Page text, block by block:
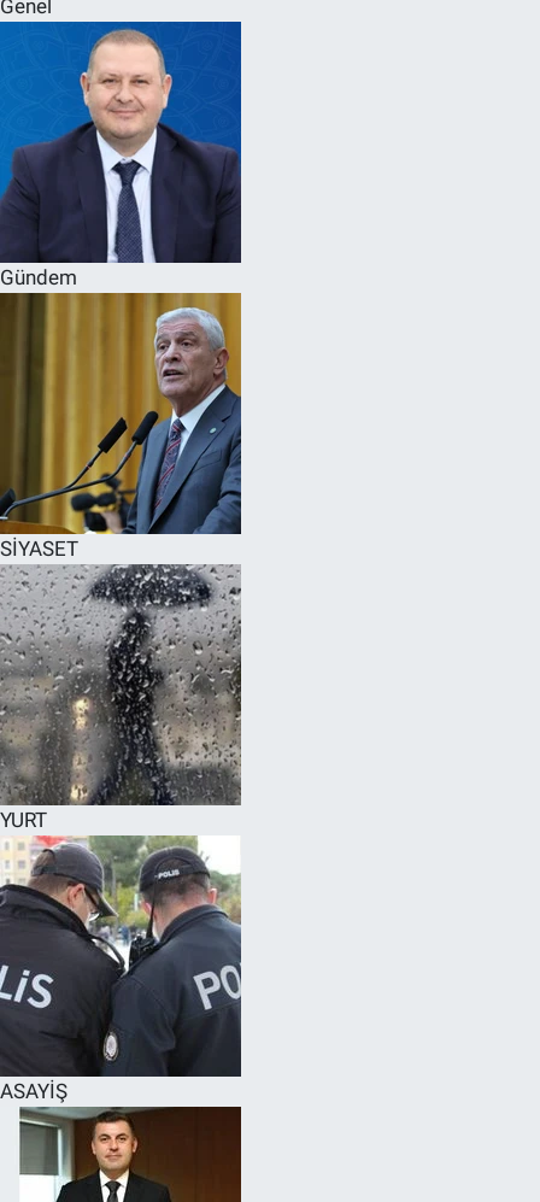
Genel
Gündem
SİYASET
YURT
ASAYİŞ
SPOR
RESMİ İLANLAR